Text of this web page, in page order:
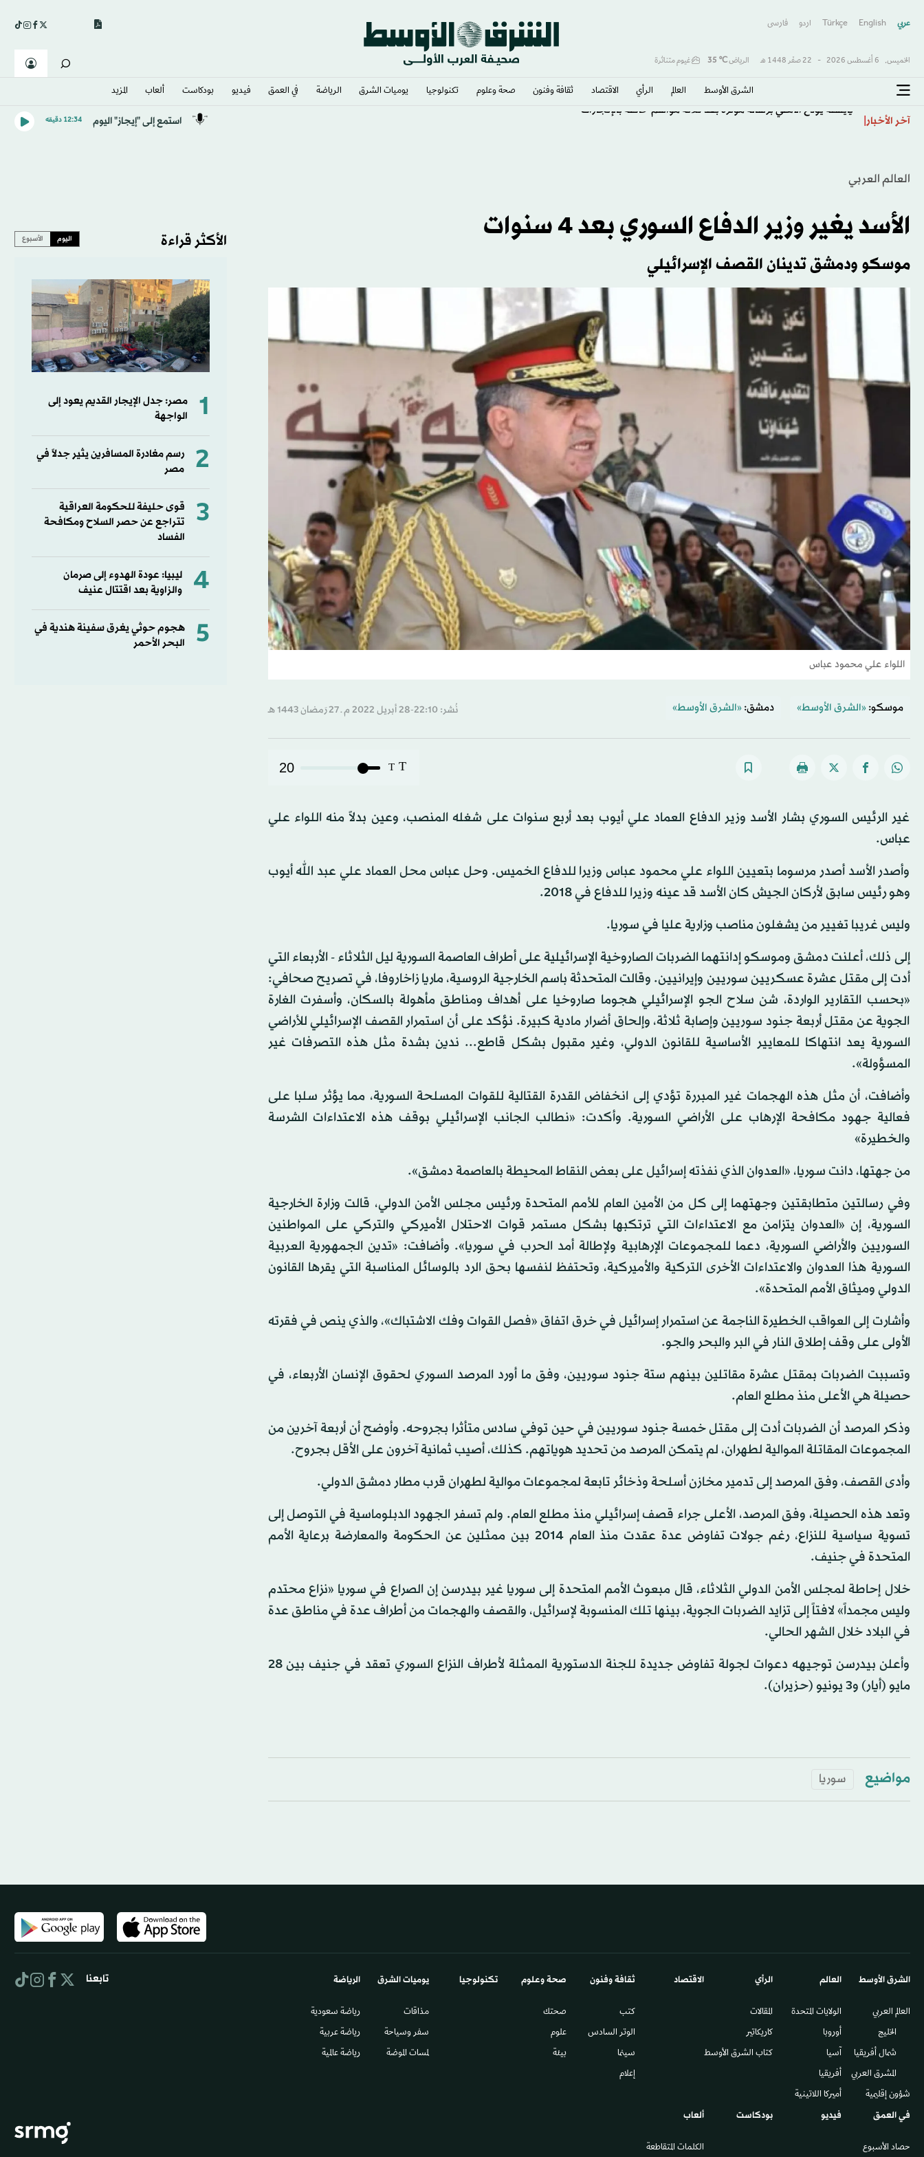
عربي English
Türkçe اردو فارسى
الخميس, 6 أغسطس 2026 - 22 صفَر 1448 هـ الرياض℃
35 غيوم متناثرة
الشرق الأوسط​ العالم الرأي الاقتصاد ثقافة وفنون صحة وعلوم تكنولوجيا يوميات الشرق​ الرياضة في العمق فيديو بودكاست ألعاب المزيد
آخر الأخبار يايسله يودّع الأهلي برسالة مؤثرة بعد ثلاثة مواسم حافلة بالإنجازات استمع إلى "إيجاز" اليوم 12:34 دقيقه
العالم العربي
الأسد يغير وزير الدفاع السوري بعد 4 سنوات
موسكو ودمشق تدينان القصف الإسرائيلي
اللواء علي محمود عباس
موسكو: «الشرق الأوسط» دمشق: «الشرق الأوسط» نُشر: 22:10-28 أبريل 2022 م ـ 27 رَمضان 1443 هـ
T
T
20
غير الرئيس السوري بشار الأسد وزير الدفاع العماد علي أيوب بعد أربع سنوات على شغله المنصب، وعين بدلاً منه اللواء علي
عباس.
وأصدر الأسد أصدر مرسوما بتعيين اللواء علي محمود عباس وزيرا للدفاع الخميس. وحل عباس محل العماد علي عبد الله أيوب
وهو رئيس سابق لأركان الجيش كان الأسد قد عينه وزيرا للدفاع في 2018.
وليس غريبا تغيير من يشغلون مناصب وزارية عليا في سوريا.
إلى ذلك، أعلنت دمشق وموسكو إدانتهما الضربات الصاروخية الإسرائيلية على أطراف العاصمة السورية ليل الثلاثاء - الأربعاء التي
أدت إلى مقتل عشرة عسكريين سوريين وإيرانيين. وقالت المتحدثة باسم الخارجية الروسية، ماريا زاخاروفا، في تصريح صحافي:
«بحسب التقارير الواردة، شن سلاح الجو الإسرائيلي هجوما صاروخيا على أهداف ومناطق مأهولة بالسكان، وأسفرت الغارة
الجوية عن مقتل أربعة جنود سوريين وإصابة ثلاثة، وإلحاق أضرار مادية كبيرة. نؤكد على أن استمرار القصف الإسرائيلي للأراضي
السورية يعد انتهاكا للمعايير الأساسية للقانون الدولي، وغير مقبول بشكل قاطع... ندين بشدة مثل هذه التصرفات غير
المسؤولة».
وأضافت، أن مثل هذه الهجمات غير المبررة تؤدي إلى انخفاض القدرة القتالية للقوات المسلحة السورية، مما يؤثر سلبا على
فعالية جهود مكافحة الإرهاب على الأراضي السورية. وأكدت: «نطالب الجانب الإسرائيلي بوقف هذه الاعتداءات الشرسة
والخطيرة»
من جهتها، دانت سوريا، «العدوان الذي نفذته إسرائيل على بعض النقاط المحيطة بالعاصمة دمشق».
وفي رسالتين متطابقتين وجهتهما إلى كل من الأمين العام للأمم المتحدة ورئيس مجلس الأمن الدولي، قالت وزارة الخارجية
السورية، إن «العدوان يتزامن مع الاعتداءات التي ترتكبها بشكل مستمر قوات الاحتلال الأميركي والتركي على المواطنين
السوريين والأراضي السورية، دعما للمجموعات الإرهابية ولإطالة أمد الحرب في سوريا». وأضافت: «تدين الجمهورية العربية
السورية هذا العدوان والاعتداءات الأخرى التركية والأميركية، وتحتفظ لنفسها بحق الرد بالوسائل المناسبة التي يقرها القانون
الدولي وميثاق الأمم المتحدة».
وأشارت إلى العواقب الخطيرة الناجمة عن استمرار إسرائيل في خرق اتفاق «فصل القوات وفك الاشتباك»، والذي ينص في فقرته
الأولى على وقف إطلاق النار في البر والبحر والجو.
وتسببت الضربات بمقتل عشرة مقاتلين بينهم ستة جنود سوريين، وفق ما أورد المرصد السوري لحقوق الإنسان الأربعاء، في
حصيلة هي الأعلى منذ مطلع العام.
وذكر المرصد أن الضربات أدت إلى مقتل خمسة جنود سوريين في حين توفي سادس متأثرا بجروحه. وأوضح أن أربعة آخرين من
المجموعات المقاتلة الموالية لطهران، لم يتمكن المرصد من تحديد هوياتهم. كذلك، أصيب ثمانية آخرون على الأقل بجروح.
وأدى القصف، وفق المرصد إلى تدمير مخازن أسلحة وذخائر تابعة لمجموعات موالية لطهران قرب مطار دمشق الدولي.
وتعد هذه الحصيلة، وفق المرصد، الأعلى جراء قصف إسرائيلي منذ مطلع العام. ولم تسفر الجهود الدبلوماسية في التوصل إلى
تسوية سياسية للنزاع، رغم جولات تفاوض عدة عقدت منذ العام 2014 بين ممثلين عن الحكومة والمعارضة برعاية الأمم
المتحدة في جنيف.
خلال إحاطة لمجلس الأمن الدولي الثلاثاء، قال مبعوث الأمم المتحدة إلى سوريا غير بيدرسن إن الصراع في سوريا «نزاع محتدم
وليس مجمداً» لافتاً إلى تزايد الضربات الجوية، بينها تلك المنسوبة لإسرائيل، والقصف والهجمات من أطراف عدة في مناطق عدة
في البلاد خلال الشهر الحالي.
وأعلن بيدرسن توجيهه دعوات لجولة تفاوض جديدة للجنة الدستورية الممثلة لأطراف النزاع السوري تعقد في جنيف بين 28
مايو (أيار) و3 يونيو (حزيران).
مواضيع سوريا
الأكثر قراءة اليوم الأسبوع
1
مصر: جدل الإيجار القديم يعود إلى
الواجهة
2
رسم مغادرة المسافرين يثير جدلاً في
مصر
3
قوى حليفة للحكومة العراقية
تتراجع عن حصر السلاح ومكافحة
الفساد
4
ليبيا: عودة الهدوء إلى صرمان
والزاوية بعد اقتتال عنيف
5
هجوم حوثي يغرق سفينة هندية في
البحر الأحمر
الشرق الأوسط​
العالم العربي
الخليج
شمال أفريقيا
المشرق العربي
شؤون إقليمية
العالم
الولايات المتحدة
أوروبا
آسيا
أفريقيا
أميركا اللاتينية
الرأي
المقالات
كاريكاتير
كتاب الشرق الأوسط
الاقتصاد ثقافة وفنون
كتب
الوتر السادس​
سينما
إعلام
صحة وعلوم
صحتك
علوم
بيئة
تكنولوجيا يوميات الشرق​
مذاقات
سفر وسياحة
لمسات الموضة
الرياضة
رياضة سعودية
رياضة عربية
رياضة عالمية
في العمق
حصاد الأسبوع
فيديو بودكاست ألعاب
الكلمات المتقاطعة
تابعنا